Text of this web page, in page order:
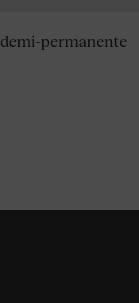
permanente